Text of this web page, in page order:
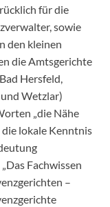
für die
sowie
den kleinen
die Amtsgerichte
Hersfeld,
Wetzlar)
„die Nähe
lokale Kenntnis
Fachwissen
–